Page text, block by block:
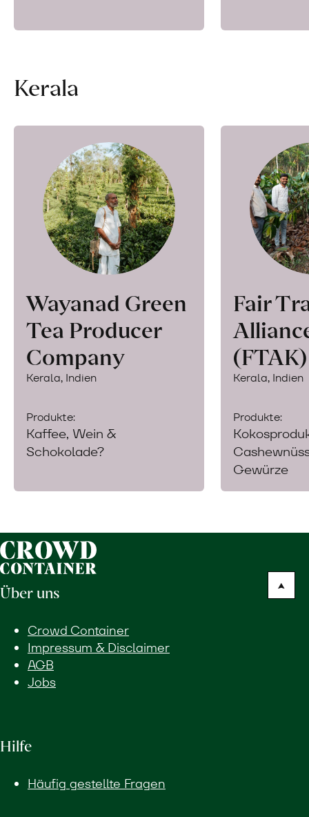
Kerala
Wayanad Green
Tea Producer
Company
Kerala, Indien
Produkte:
Kaffee, Wein &
Schokolade?
Fair
(FTAK)
Kerala, Indien
Produkte:
Gewürze
Über uns
Crowd Container
Impressum & Disclaimer
AGB
Jobs
Hilfe
Häufig gestellte Fragen